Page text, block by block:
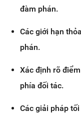
đàm phán.
Các giới hạn
phán.
Xác định rõ
phía đối tác.
Các giải pháp